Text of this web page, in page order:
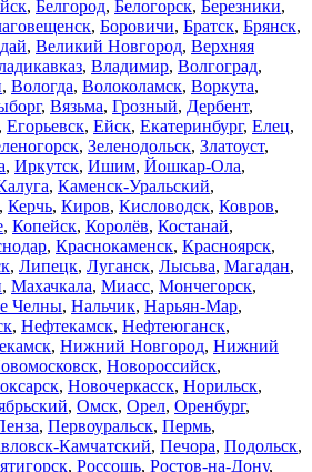
, Белгород, Белогорск, Березники,
, Боровичи, Братск, Брянск,
, Великий Новгород, Верхняя
, Владимир, Волгоград,
, Вологда, Волоколамск, Воркута,
, Вязьма, Грозный, Дербент,
, Егорьевск, Ейск, Екатеринбург, Елец,
, Зеленодольск, Златоуст,
, Иркутск, Ишим, Йошкар-Ола,
, Каменск-Уральский,
, Керчь, Киров, Кисловодск, Ковров,
, Копейск, Королёв, Костанай,
, Краснокаменск, Красноярск,
, Липецк, Луганск, Лысьва, Магадан,
, Махачкала, Миасс, Мончегорск,
Челны, Нальчик, Нарьян-Мар,
, Нефтекамск, Нефтеюганск,
, Нижний Новгород, Нижний
, Новороссийск,
, Новочеркасск, Норильск,
, Омск, Орел, Оренбург,
, Первоуральск, Пермь,
Камчатский, Печора, Подольск,
, Россошь, Ростов-на-Дону,